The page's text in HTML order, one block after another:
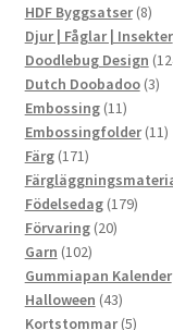
HDF Byggsatser 88
Djur | Fåglar | Insekter
Doodlebug Design
Dutch Doobadoo 33
Embossing 1111
Embossingfolder 1111
Färg 171171
produkter
Födelsedag 179179
Förvaring 2020
Garn 102102
produkter
Gummiapan Kalender
Halloween 4343
produkter
Kortstommar 55